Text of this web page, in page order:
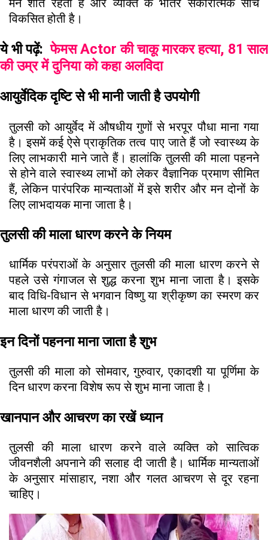
मन शांत रहता है और व्यक्ति के भीतर सकारात्मक सोच
विकसित होती है।
ये भी पढ़ें:फेमस Actor की चाकू मारकर हत्या, 81 साल
की उम्र में दुनिया को कहा अलविदा
आयुर्वेदिक दृष्टि से भी मानी जाती है उपयोगी
तुलसी को आयुर्वेद में औषधीय गुणों से भरपूर पौधा माना गया
है। इसमें कई ऐसे प्राकृतिक तत्व पाए जाते हैं जो स्वास्थ्य के
लिए लाभकारी माने जाते हैं। हालांकि तुलसी की माला पहनने
से होने वाले स्वास्थ्य लाभों को लेकर वैज्ञानिक प्रमाण सीमित
हैं, लेकिन पारंपरिक मान्यताओं में इसे शरीर और मन दोनों के
लिए लाभदायक माना जाता है।
तुलसी की माला धारण करने के नियम
धार्मिक परंपराओं के अनुसार तुलसी की माला धारण करने से
पहले उसे गंगाजल से शुद्ध करना शुभ माना जाता है। इसके
बाद विधि-विधान से भगवान विष्णु या श्रीकृष्ण का स्मरण कर
माला धारण की जाती है।
इन दिनों पहनना माना जाता है शुभ
तुलसी की माला को सोमवार, गुरुवार, एकादशी या पूर्णिमा के
दिन धारण करना विशेष रूप से शुभ माना जाता है।
खानपान और आचरण का रखें ध्यान
तुलसी की माला धारण करने वाले व्यक्ति को सात्विक
जीवनशैली अपनाने की सलाह दी जाती है। धार्मिक मान्यताओं
के अनुसार मांसाहार, नशा और गलत आचरण से दूर रहना
चाहिए।